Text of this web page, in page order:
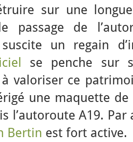
sur une
passage de
un regain
se penche sur
valoriser ce
une maquette de
l’autoroute A19. Par
Bertin est fort active.